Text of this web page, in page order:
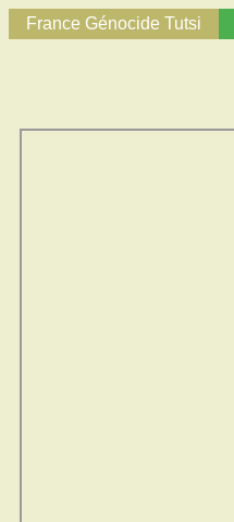
France Génocide Tutsi